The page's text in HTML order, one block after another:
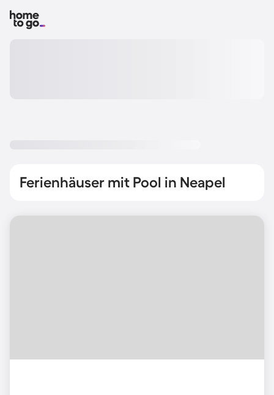
Ferienhäuser mit Pool in Neapel